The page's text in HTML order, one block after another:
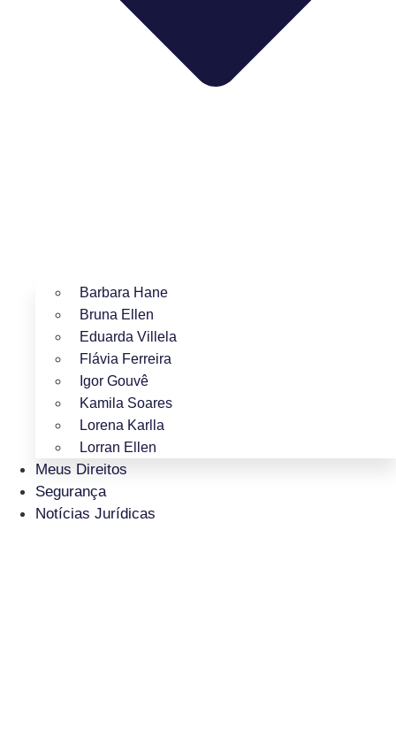
Barbara Hane
Bruna Ellen
Eduarda Villela
Flávia Ferreira
Igor Gouvê
Kamila Soares
Lorena Karlla
Lorran Ellen
Meus Direitos
Segurança
Notícias Jurídicas